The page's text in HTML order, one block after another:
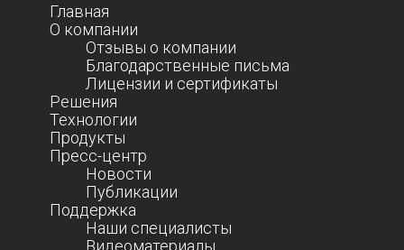
Главная
О компании
Отзывы о компании
Благодарственные письма
Лицензии и сертификаты
Решения
Технологии
Продукты
Пресс-центр
Новости
Публикации
Поддержка
Наши специалисты
Видеоматериалы